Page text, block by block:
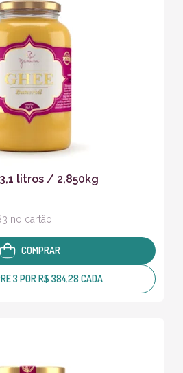
litros / 2,850kg
no cartão
COMPRAR
3 POR R$ 384,28 CADA